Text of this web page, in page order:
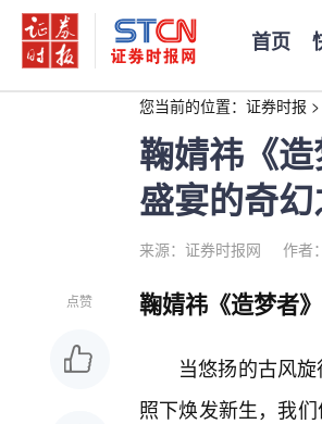
首页
您当前的位置： 证券时报 >
鞠婧祎《
盛宴的奇
来源：证券时报网 作者
点赞 鞠婧祎《造梦者
当悠扬的古风
照下焕发新生，我